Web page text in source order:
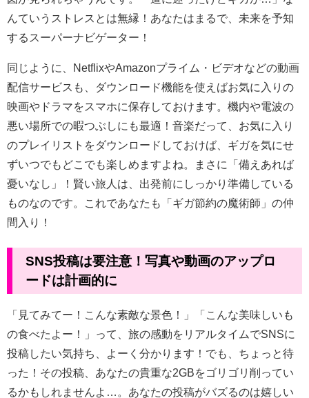
んていうストレスとは無縁！あなたはまるで、未来を予知
するスーパーナビゲーター！
同じように、NetflixやAmazonプライム・ビデオなどの動画
配信サービスも、ダウンロード機能を使えばお気に入りの
映画やドラマをスマホに保存しておけます。機内や電波の
悪い場所での暇つぶしにも最適！音楽だって、お気に入り
のプレイリストをダウンロードしておけば、ギガを気にせ
ずいつでもどこでも楽しめますよね。まさに「備えあれば
憂いなし」！賢い旅人は、出発前にしっかり準備している
ものなのです。これであなたも「ギガ節約の魔術師」の仲
間入り！
SNS投稿は要注意！写真や動画のアップロ
ードは計画的に
「見てみてー！こんな素敵な景色！」「こんな美味しいも
の食べたよー！」って、旅の感動をリアルタイムでSNSに
投稿したい気持ち、よーく分かります！でも、ちょっと待
った！その投稿、あなたの貴重な2GBをゴリゴリ削ってい
るかもしれませんよ…。あなたの投稿がバズるのは嬉しい